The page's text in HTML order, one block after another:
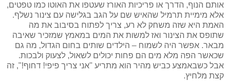
אותם הנוף, הדרך או פריכיות האורז שעטפו את האוטו כמו טפטים,
אלא מימיית תרמיל שהאיש שם על הגב בגלישה עם צינור נשלף.
האמת היא שזה משחק לא רע, צריך לפתוח בסיבוב את מה
שתופס את הצינור ואז למשות את המים במאמץ שמזכיר שאיבה
מבאר. אפשר היה לשמוח – הילדים שותים בחום הגדול, מה גם
שכאשר הפה מלא מים הם פחות יכולים לשאול, לצעוק ולבכות.
אבל כשבאמצע כביש מהיר הוא מתריע "אני צריך פיפי! דחוף!", זה
קצת מלחיץ.